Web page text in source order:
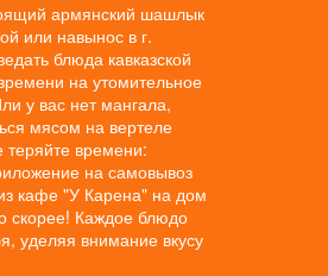
армянский шашлык
или навынос в г.
блюда кавказской
на утомительное
у вас нет мангала,
мясом на вертеле
теряйте времени:
на самовывоз
кафе "У Карена" на дом
скорее! Каждое блюдо
уделяя внимание вкусу